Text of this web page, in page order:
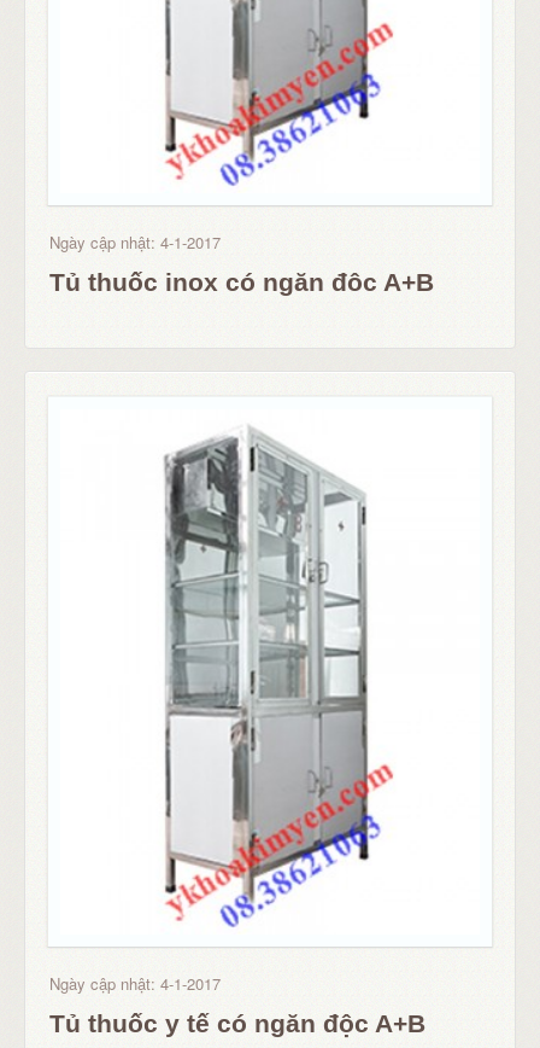
Ngày cập nhật: 4-1-2017
Tủ thuốc inox có ngăn đôc A+B
Ngày cập nhật: 4-1-2017
Tủ thuốc y tế có ngăn độc A+B